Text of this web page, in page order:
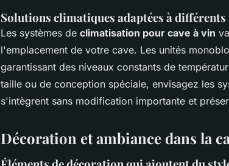
Solutions climatiques adaptées à différents
Les systèmes de climatisation pour cave à vin
l'emplacement de votre cave. Les unités
garantissant des niveaux constants de
taille ou de conception spéciale, envisagez les
s'intègrent sans modification importante et
Décoration et ambiance dans la